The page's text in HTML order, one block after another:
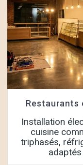
Restaurants
Installation
cuisine
triphasés,